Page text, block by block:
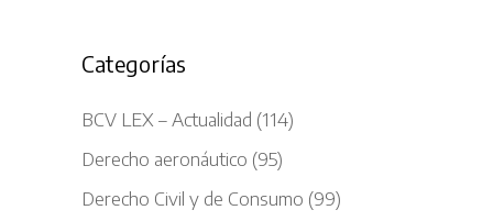
Categorías
BCV LEX – Actualidad (114)
Derecho aeronáutico (95)
Derecho Civil y de Consumo (99)